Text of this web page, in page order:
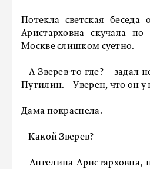
Потекла светская беседа
Аристарховна скучала
Москве слишком суетно.
– А Зверев-то где? – задал
Путилин. – Уверен, что он у
Дама покраснела.
– Какой Зверев?
– Ангелина Аристарховна,